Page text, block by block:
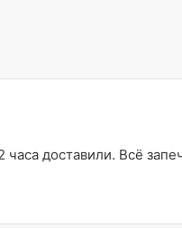
доставили. Всё